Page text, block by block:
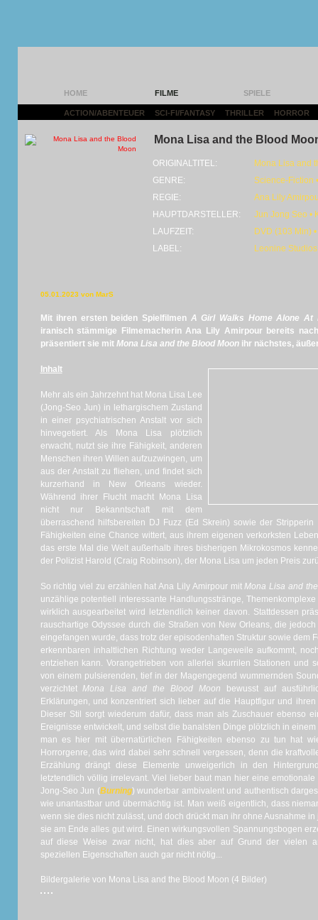
HOME FILME SPIELE
ACTION/ABENTEUER SCI-FI/FANTASY THRILLER HORROR
Mona Lisa and the Blood
ORIGINALTITEL:
Mona Lisa and
GENRE:
Science-Fiction
REGIE:
Ana Lily
HAUPTDARSTELLER:
Jun Jong Seo •
LAUFZEIT:
DVD (103 Min)
LABEL:
Leonine
05.01.2023 von MarS
Mit ihren ersten beiden Spielfilmen A Girl Walks Home Alone
iranisch stämmige Filmemacherin Ana Lily Amirpour bereits
präsentiert sie mit Mona Lisa and the Blood Moonihr nächstes,
Inhalt
Mehr als ein Jahrzehnt hat Mona Lisa Lee
(Jong-Seo Jun) in lethargischem Zustand
in einer psychiatrischen Anstalt vor sich
hinvegetiert. Als Mona Lisa plötzlich
erwacht, nutzt sie ihre Fähigkeit, anderen
Menschen ihren Willen aufzuzwingen, um
aus der Anstalt zu fliehen, und findet sich
kurzerhand in New Orleans wieder.
Während ihrer Flucht macht Mona Lisa
nicht nur Bekanntschaft mit dem
überraschend hilfsbereiten DJ Fuzz (Ed Skrein) sowie der
Fähigkeiten eine Chance wittert, aus ihrem eigenen verkorksten
das erste Mal die Welt außerhalb ihres bisherigen Mikrokosmos
der Polizist Harold (Craig Robinson), der Mona Lisa um jeden Preis
So richtig viel zu erzählen hat Ana Lily Amirpour mitMona Lisa and
unzählige potentiell interessante Handlungsstränge,
wirklich ausgearbeitet wird letztendlich keiner davon. Stattdessen
rauschartige Odyssee durch die Straßen von New Orleans, die
eingefangen wurde, dass trotz der episodenhaften Struktur sowie dem
erkennbaren inhaltlichen Richtung weder Langeweile aufkommt,
entziehen kann. Vorangetrieben von allerlei skurrilen Stationen und
von einem pulsierenden, tief in der Magengegend wummernden
verzichtetMona Lisa and the Blood Moon bewusst auf
Erklärungen, und konzentriert sich lieber auf die Hauptfigur und
Dieser Stil sorgt wiederum dafür, dass man als Zuschauer ebenso
Ereignisse entwickelt, und selbst die banalsten Dinge plötzlich in
man es hier mit übernatürlichen Fähigkeiten ebenso zu tun hat
Horrorgenre, das wird dabei sehr schnell vergessen, denn die
Erzählung drängt diese Elemente unweigerlich in den
letztendlich völlig irrelevant. Viel lieber baut man hier eine
Jong-Seo Jun (Burning) wunderbar ambivalent und authentisch
wie unantastbar und übermächtig ist. Man weiß eigentlich, dass
wenn sie dies nicht zulässt, und doch drückt man ihr ohne Ausnahme
sie am Ende alles gut wird. Einen wirkungsvollen Spannungsbogen
auf diese Weise zwar nicht, hat dies aber auf Grund der vielen
speziellen Eigenschaften auch gar nicht nötig...
Bildergalerie von Mona Lisa and the Blood Moon (4 Bilder)